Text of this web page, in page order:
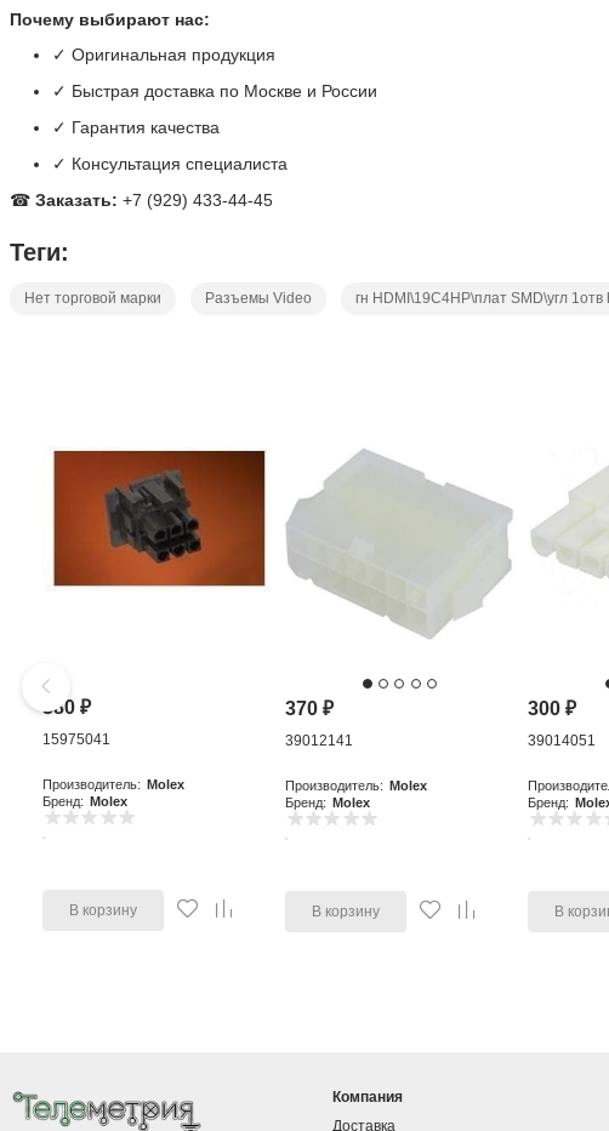
Почему выбирают нас:
✓ Оригинальная продукция
✓ Быстрая доставка по Москве и России
✓ Гарантия качества
✓ Консультация специалиста
☎Заказать: +7 (929) 433-44-45
Теги:
Нет торговой марки Разъемы Video гн HDMI\19C4HP\плат SMD\угл 1отв
380₽
15975041
Производитель: Molex
Бренд: Molex
В корзину
370₽
39012141
Производитель: Molex
Бренд: Molex
В корзину
300₽
39014051
Бренд:
В
Компания
Доставка